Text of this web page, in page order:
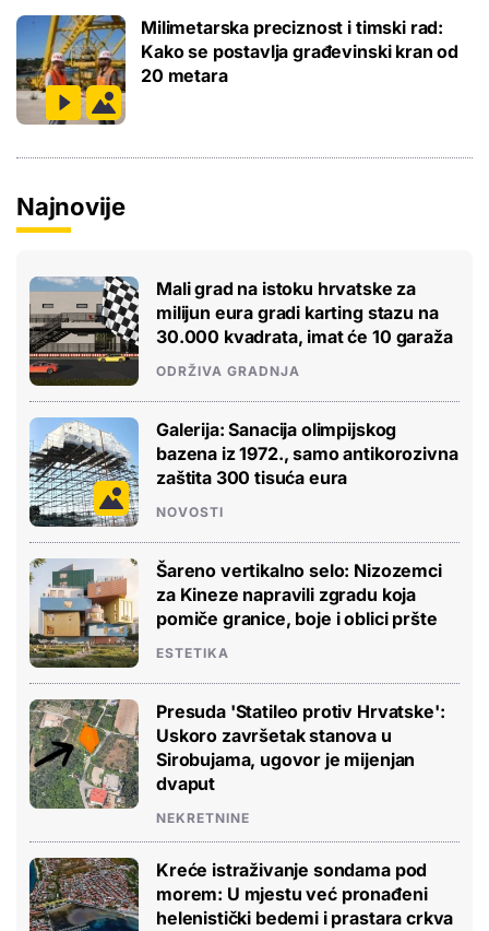
Milimetarska preciznost i timski rad:
Kako se postavlja građevinski kran od
20 metara
Najnovije
Mali grad na istoku hrvatske za
milijun eura gradi karting stazu na
30.000 kvadrata, imat će 10 garaža
ODRŽIVA GRADNJA
Galerija: Sanacija olimpijskog
bazena iz 1972., samo antikorozivna
zaštita 300 tisuća eura
NOVOSTI
Šareno vertikalno selo: Nizozemci
za Kineze napravili zgradu koja
pomiče granice, boje i oblici pršte
ESTETIKA
Presuda 'Statileo protiv Hrvatske':
Uskoro završetak stanova u
Sirobujama, ugovor je mijenjan
dvaput
NEKRETNINE
Kreće istraživanje sondama pod
morem: U mjestu već pronađeni
helenistički bedemi i prastara crkva